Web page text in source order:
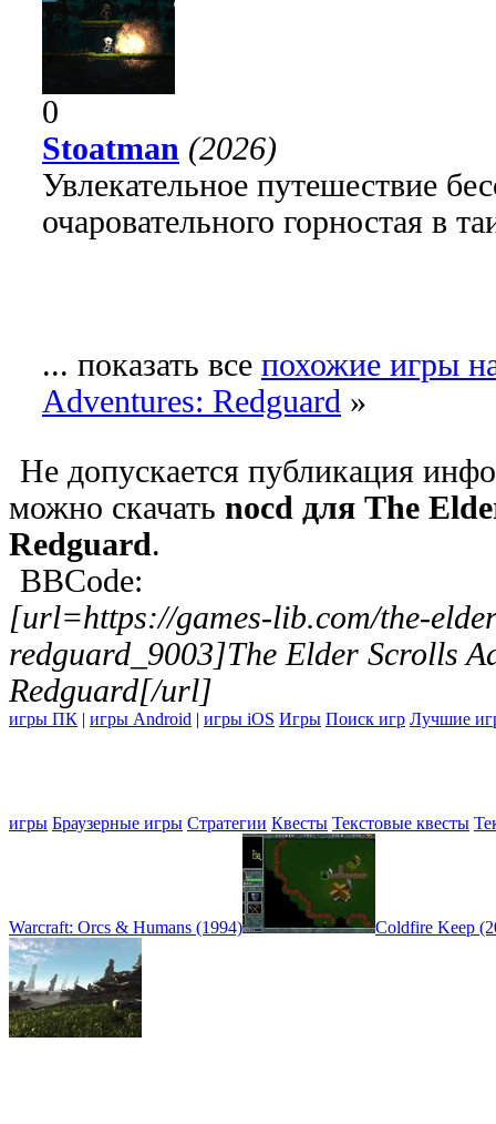
0
Stoatman (2026)
Увлекательное путешествие
очаровательного горностая в
... показать все похожие игры
Adventures: Redguard »
Не допускается публикация
можно скачать nocd для The
Redguard.
BBCode:
[url=https://games-lib.com/the-
redguard_9003]The Elder Scrolls
Redguard[/url]
игры ПК | игры Android | игры iOS Игры Поиск игр Лучшие
игры Браузерные игры Стратегии Квесты Текстовые квесты
Warcraft: Orcs & Humans (1994) Coldfire Keep